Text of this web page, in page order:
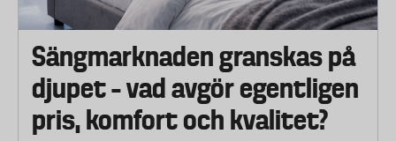
Sängmarknaden granskas på
djupet – vad avgör egentligen
pris, komfort och kvalitet?